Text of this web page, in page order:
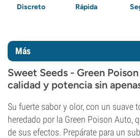
Discreto
Rápida
Más
Sweet Seeds - Green
calidad y potencia sin
Su fuerte sabor y olor, con un suave
heredado por la Green Poison Auto,
de sus efectos. Prepárate para un